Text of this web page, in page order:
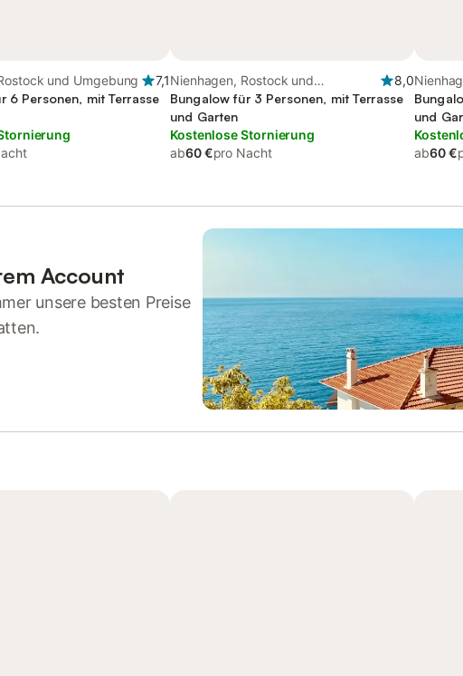
und Umgebung
7,1
6 Personen, mit Terrasse
Nienhagen, Rostock und
Umgebung
8,0
Bungalow für 3 Personen, mit Terrasse
und Garten
Kostenlose Stornierung
ab60 €pro Nacht
und
ab60 €
Account
unsere besten Preise